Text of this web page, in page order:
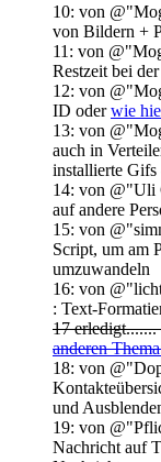
10: von
von Bildern +
11: von
Restzeit bei
12: von
ID oderwie
13: von
auch in
installierte Gifs
14: von @"Uli
auf andere
15: von
Script, um am
umzuwandeln
16: von
: Text-
17
anderen
18: von
und
19: von
Nachricht auf